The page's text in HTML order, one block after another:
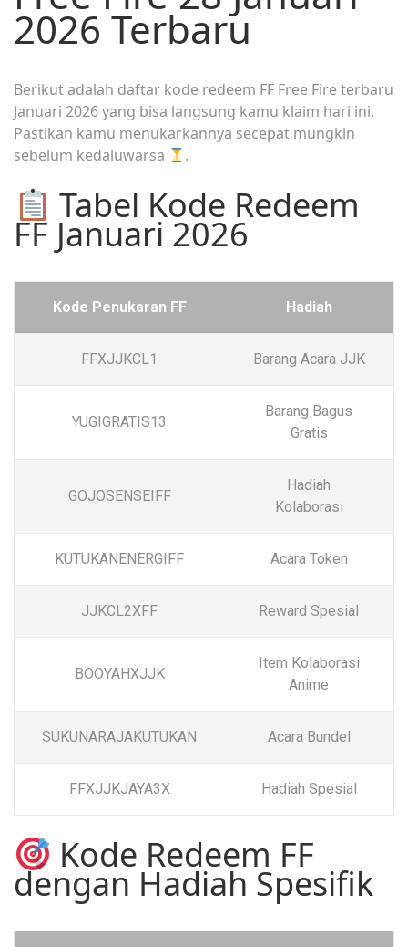
2026 Terbaru
Berikut adalah daftar kode redeem FF Free Fire terbaru
Januari 2026 yang bisa langsung kamu klaim hari ini.
Pastikan kamu menukarkannya secepat mungkin
sebelum kedaluwarsa
.
Tabel Kode Redeem
FF Januari 2026
Kode Penukaran FF Hadiah
FFXJJKCL1 Barang Acara JJK
YUGIGRATIS13
Barang Bagus
Gratis
GOJOSENSEIFF
Hadiah
Kolaborasi
KUTUKANENERGIFF Acara Token
JJKCL2XFF Reward Spesial
BOOYAHXJJK
Item Kolaborasi
Anime
SUKUNARAJAKUTUKAN Acara Bundel
FFXJJKJAYA3X Hadiah Spesial
Kode Redeem FF
dengan Hadiah Spesifik